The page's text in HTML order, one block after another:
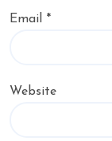
Email *
Website